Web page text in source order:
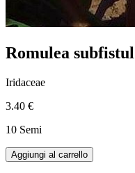
Romulea
Iridaceae
3.40 €
10 Semi
Aggiungi al carrello